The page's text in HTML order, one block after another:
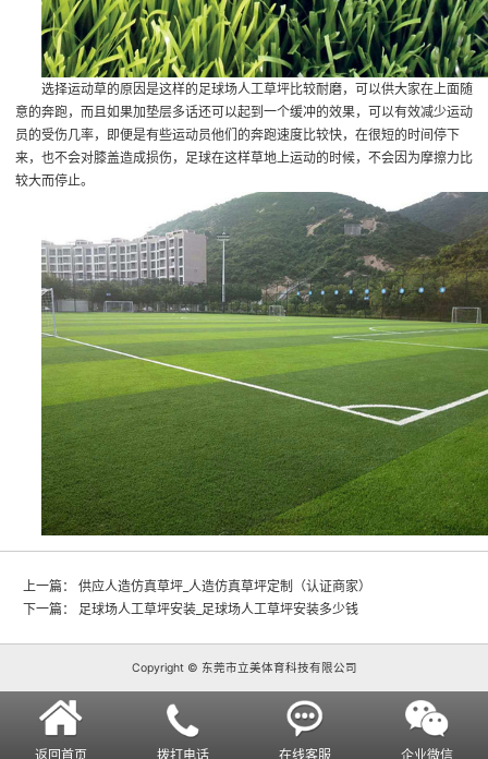
选择运动草的原因是这样的足球场人工草坪比较耐磨，可以供大家在上面随
意的奔跑，而且如果加垫层多话还可以起到一个缓冲的效果，可以有效减少运动
员的受伤几率，即便是有些运动员他们的奔跑速度比较快，在很短的时间停下
来，也不会对膝盖造成损伤，足球在这样草地上运动的时候，不会因为摩擦力比
较大而停止。
上一篇：
供应人造仿真草坪_人造仿真草坪定制（认证商家）
下一篇：
足球场人工草坪安装_足球场人工草坪安装多少钱
Copyright © 东莞市立美体育科技有限公司
返回首页 拨打电话 在线客服 企业微信